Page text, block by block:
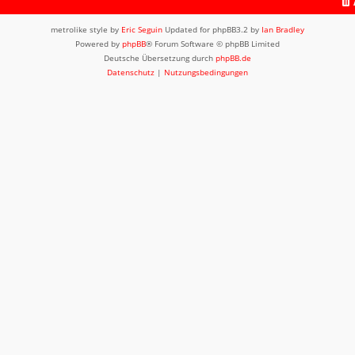
metrolike style by Eric Seguin Updated for phpBB3.2 by Ian Bradley
Powered by phpBB® Forum Software © phpBB Limited
Deutsche Übersetzung durch phpBB.de
Datenschutz | Nutzungsbedingungen